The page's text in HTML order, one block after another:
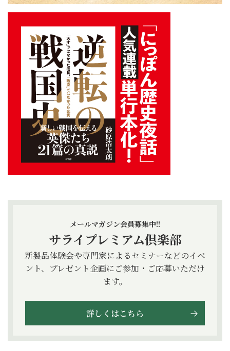
メールマガジン会員募集中!!
サライプレミアム倶楽部
新製品体験会や専門家によるセミナーなどのイベ
ント、プレゼント企画にご参加・ご応募いただけ
ます。
詳しくはこちら